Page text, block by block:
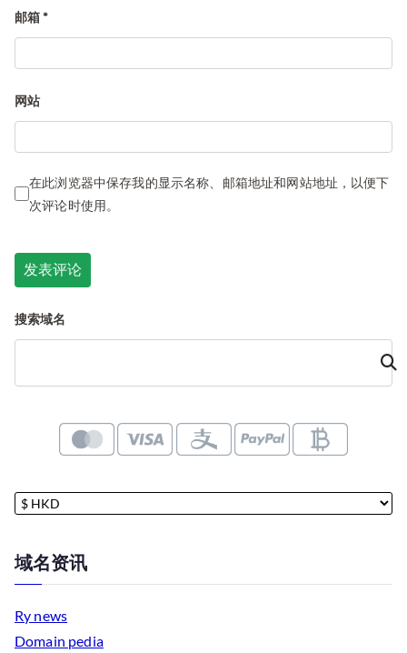
邮箱*
网站
在此浏览器中保存我的显示名称、邮箱地址和网站地址，以便下
次评论时使用。
搜索域名
域名资讯
Ry news
Domain pedia